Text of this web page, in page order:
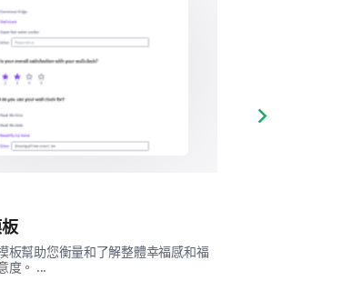
。
您對我們環境的反饋。
板幫助您衡量和了解整體幸福感和福
度。 ...
Next slide